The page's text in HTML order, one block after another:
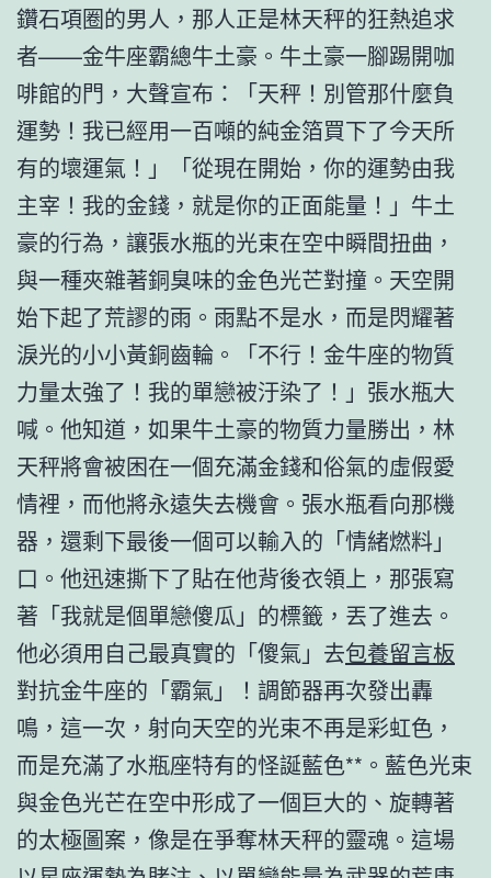
鑽石項圈的男人，那人正是林天秤的狂熱追求
者——金牛座霸總牛土豪。牛土豪一腳踢開咖
啡館的門，大聲宣布：「天秤！別管那什麼負
運勢！我已經用一百噸的純金箔買下了今天所
有的壞運氣！」「從現在開始，你的運勢由我
主宰！我的金錢，就是你的正面能量！」牛土
豪的行為，讓張水瓶的光束在空中瞬間扭曲，
與一種夾雜著銅臭味的金色光芒對撞。天空開
始下起了荒謬的雨。雨點不是水，而是閃耀著
淚光的小小黃銅齒輪。「不行！金牛座的物質
力量太強了！我的單戀被汙染了！」張水瓶大
喊。他知道，如果牛土豪的物質力量勝出，林
天秤將會被困在一個充滿金錢和俗氣的虛假愛
情裡，而他將永遠失去機會。張水瓶看向那機
器，還剩下最後一個可以輸入的「情緒燃料」
口。他迅速撕下了貼在他背後衣領上，那張寫
著「我就是個單戀傻瓜」的標籤，丟了進去。
他必須用自己最真實的「傻氣」去包養留言板
對抗金牛座的「霸氣」！調節器再次發出轟
鳴，這一次，射向天空的光束不再是彩虹色，
而是充滿了水瓶座特有的怪誕藍色**。藍色光束
與金色光芒在空中形成了一個巨大的、旋轉著
的太極圖案，像是在爭奪林天秤的靈魂。這場